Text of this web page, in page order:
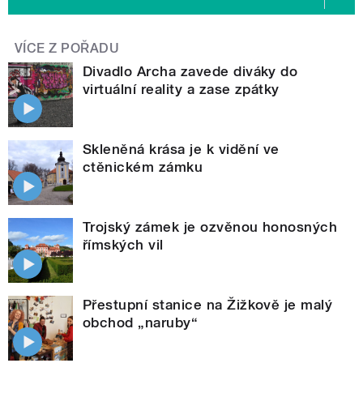
VÍCE Z POŘADU
Divadlo Archa zavede diváky do
virtuální reality a zase zpátky
Skleněná krása je k vidění ve
ctěnickém zámku
Trojský zámek je ozvěnou honosných
římských vil
Přestupní stanice na Žižkově je malý
obchod „naruby“